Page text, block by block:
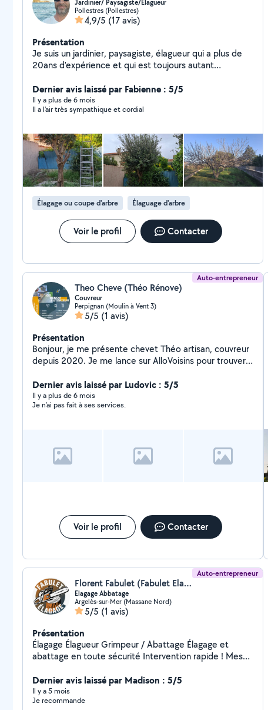
Jardinier/ Paysagiste/Élagueur
Pollestres (Pollestres)
4,9/5 (17 avis)
Présentation
Je suis un jardinier, paysagiste, élagueur qui a plus de
20ans d'expérience et qui est toujours autant
Dernier avis laissé par Fabienne : 5/5
Il y a plus de 6 mois
Il a l'air très sympathique et cordial
Élagage ou coupe d'arbre Élaguage d'arbre
Voir le profil Contacter
Auto-entrepreneur
Theo Cheve (Théo Rénove)
Couvreur
Perpignan (Moulin à Vent 3)
5/5 (1 avis)
Présentation
Bonjour, je me présente chevet Théo artisan, couvreur
depuis 2020. Je me lance sur AlloVoisins pour trouver
vos mains pour entretenir vos chez vous. Merci à
bientôt
Dernier avis laissé par Ludovic : 5/5
Il y a plus de 6 mois
Je n’ai pas fait à ses services.
Voir le profil Contacter
Auto-entrepreneur
Florent Fabulet (Fabulet Elagage)
Elagage Abbatage
Argelès-sur-Mer (Massane Nord)
5/5 (1 avis)
Présentation
Élagage Élagueur Grimpeur / Abattage Élagage et
abattage en toute sécurité Intervention rapide ! Mes
toutes tailles Abattage d'arbres dangereux ou
encombrants Taille de haies, arbustes et entretien des
jardins Évacuation et broyage des branches et déchets
Dernier avis laissé par Madison : 5/5
Il y a 5 mois
Je recommande